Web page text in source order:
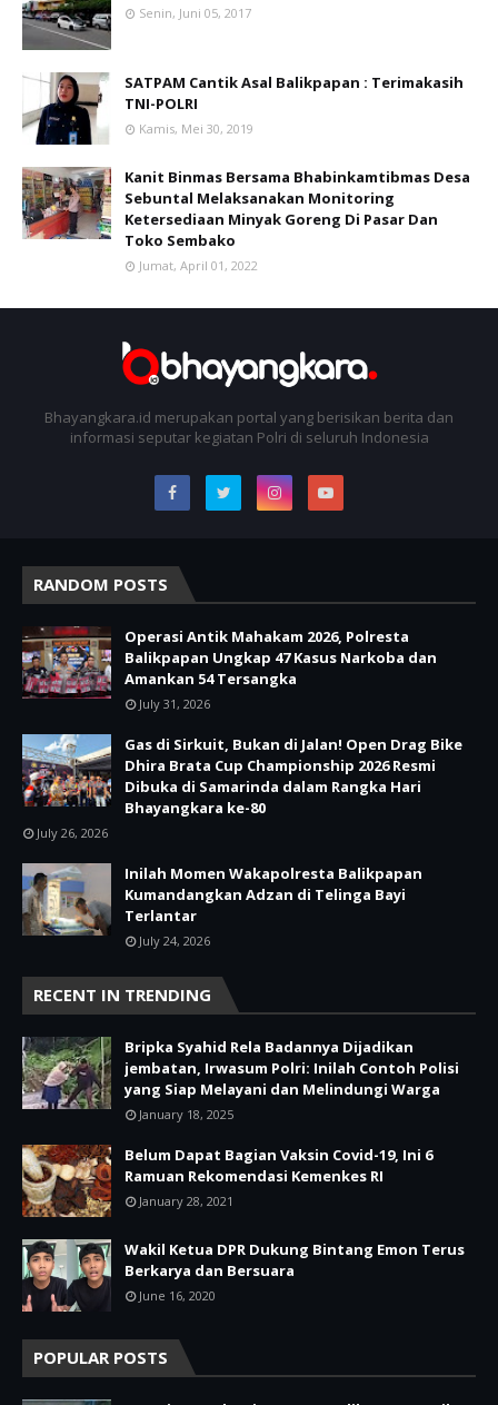
Senin, Juni 05, 2017
SATPAM Cantik Asal Balikpapan : Terimakasih
TNI-POLRI
Kamis, Mei 30, 2019
Kanit Binmas Bersama Bhabinkamtibmas Desa
Sebuntal Melaksanakan Monitoring
Ketersediaan Minyak Goreng Di Pasar Dan
Toko Sembako
Jumat, April 01, 2022
Bhayangkara.id merupakan portal yang berisikan berita dan
informasi seputar kegiatan Polri di seluruh Indonesia
RANDOM POSTS
Operasi Antik Mahakam 2026, Polresta
Balikpapan Ungkap 47 Kasus Narkoba dan
Amankan 54 Tersangka
July 31, 2026
Gas di Sirkuit, Bukan di Jalan! Open Drag Bike
Dhira Brata Cup Championship 2026 Resmi
Dibuka di Samarinda dalam Rangka Hari
Bhayangkara ke-80
July 26, 2026
Inilah Momen Wakapolresta Balikpapan
Kumandangkan Adzan di Telinga Bayi
Terlantar
July 24, 2026
RECENT IN TRENDING
Bripka Syahid Rela Badannya Dijadikan
jembatan, Irwasum Polri: Inilah Contoh Polisi
yang Siap Melayani dan Melindungi Warga
January 18, 2025
Belum Dapat Bagian Vaksin Covid-19, Ini 6
Ramuan Rekomendasi Kemenkes RI
January 28, 2021
Wakil Ketua DPR Dukung Bintang Emon Terus
Berkarya dan Bersuara
June 16, 2020
POPULAR POSTS